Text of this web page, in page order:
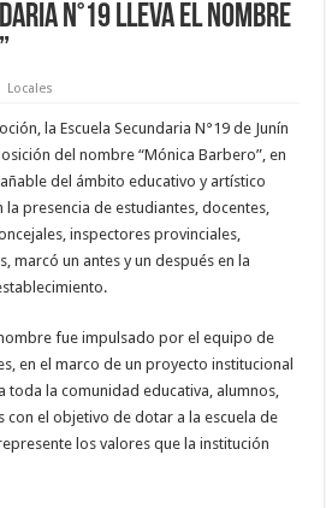
N°19 lleva el nombre
Locales
la Escuela Secundaria N°19 de Junín
del nombre “Mónica Barbero”, en
del ámbito educativo y artístico
la presencia de estudiantes, docentes,
inspectores provinciales,
marcó un antes y un después en la
fue impulsado por el equipo de
en el marco de un proyecto institucional
toda la comunidad educativa, alumnos,
con el objetivo de dotar a la escuela de
los valores que la institución